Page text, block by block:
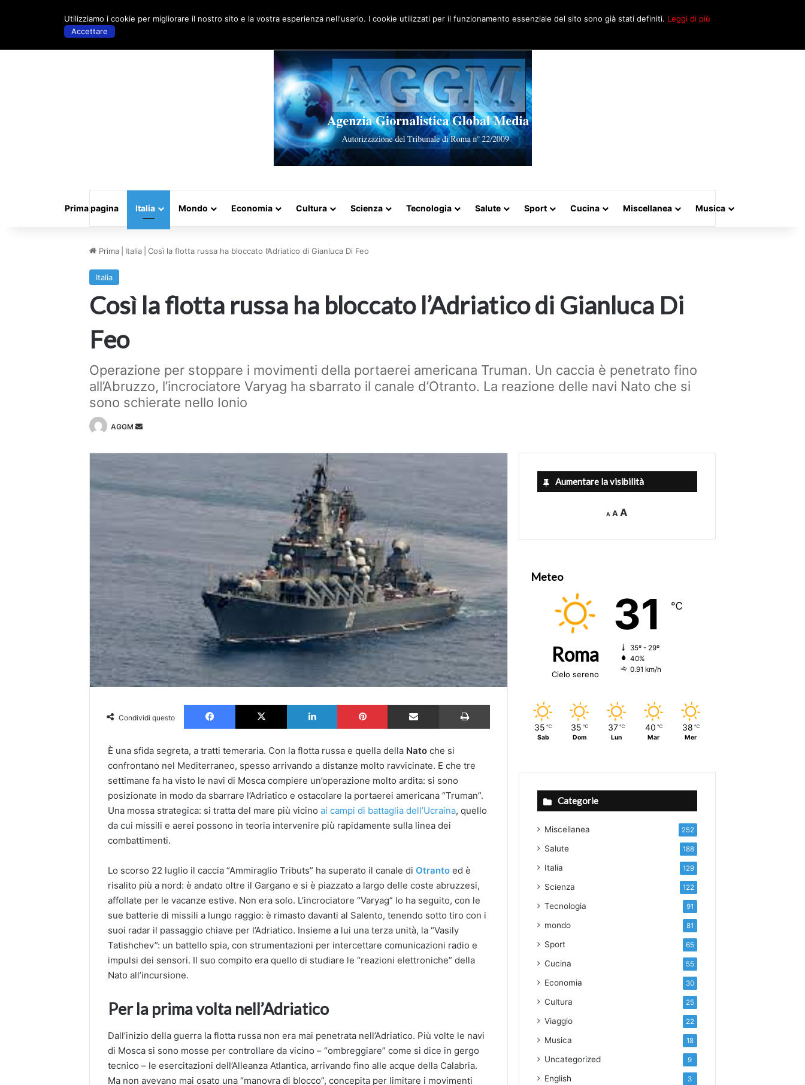
Artigo aleatório
Prima pagina Italia Mondo Economia Cultura Scienza Tecnologia Salute Sport Cucina Miscellanea Musica
Prima Italia Così la flotta russa ha bloccato l’Adriatico di Gianluca Di Feo
Italia
Così la flotta russa ha bloccato l’Adriatico di Gianluca Di
Feo
Operazione per stoppare i movimenti della portaerei americana Truman. Un caccia è penetrato fino
all’Abruzzo, l’incrociatore Varyag ha sbarrato il canale d’Otranto. La reazione delle navi Nato che si
sono schierate nello Ionio
AGGM
Invia
Condividi questo
Facebook X LinkedIn Pinterest Partilhar via Email Imprimir
È una sfida segreta, a tratti temeraria. Con la flotta russa e quella della Natoche si
confrontano nel Mediterraneo, spesso arrivando a distanze molto ravvicinate. E che tre
settimane fa ha visto le navi di Mosca compiere un’operazione molto ardita: si sono
posizionate in modo da sbarrare l’Adriatico e ostacolare la portaerei americana “Truman”.
Una mossa strategica: si tratta del mare più vicinoai campi di battaglia dell’Ucraina, quello
da cui missili e aerei possono in teoria intervenire più rapidamente sulla linea dei
combattimenti.
Lo scorso 22 luglio il caccia “Ammiraglio Tributs” ha superato il canale diOtrantoed è
risalito più a nord: è andato oltre il Gargano e si è piazzato a largo delle coste abruzzesi,
affollate per le vacanze estive. Non era solo. L’incrociatore “Varyag” lo ha seguito, con le
sue batterie di missili a lungo raggio: è rimasto davanti al Salento, tenendo sotto tiro con i
suoi radar il passaggio chiave per l’Adriatico. Insieme a lui una terza unità, la “Vasily
Tatishchev”: un battello spia, con strumentazioni per intercettare comunicazioni radio e
impulsi dei sensori. Il suo compito era quello di studiare le “reazioni elettroniche” della
Nato all’incursione.
Per la prima volta nell’Adriatico
Dall’inizio della guerra la flotta russa non era mai penetrata nell’Adriatico. Più volte le navi
di Mosca si sono mosse per controllare da vicino – “ombreggiare” come si dice in gergo
tecnico – le esercitazioni dell’Alleanza Atlantica, arrivando fino alle acque della Calabria.
Ma non avevano mai osato una “manovra di blocco”, concepita per limitare i movimenti
Aumentare la visibilità
A
Decrease
font
A Reset
size.
A
Meteo
Roma
Cielo sereno
31 ℃
35º - 29º
40%
0.91 km/h
35 ℃
Sab
35 ℃
Dom
37 ℃
Lun
40 ℃
Mar
38 ℃
Mer
Categorie
Miscellanea 252
Salute 188
Italia 129
Scienza 122
Tecnologia 91
mondo 81
Sport 65
Cucina 55
Economia 30
Cultura 25
Viaggio 22
Musica 18
Uncategorized 9
English 3
Utilizziamo i cookie per migliorare il nostro sito e la vostra esperienza nell'usarlo. I cookie utilizzati per il funzionamento essenziale del sito sono già stati definiti. Leggi di più
Accettare